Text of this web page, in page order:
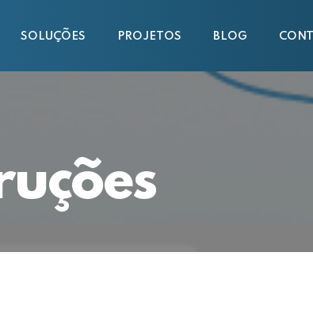
SOLUÇÕES PROJETOS BLOG